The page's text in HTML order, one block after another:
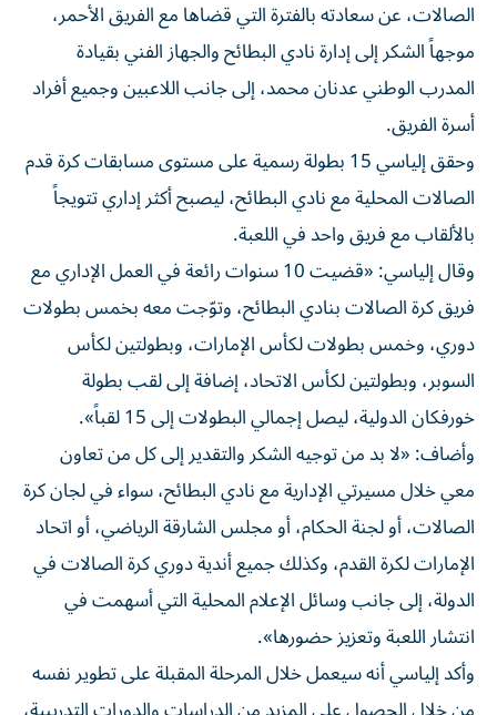
الصالات، عن سعادته بالفترة التي قضاها مع الفريق الأحمر،
موجهاً الشكر إلى إدارة نادي البطائح والجهاز الفني بقيادة
المدرب الوطني عدنان محمد، إلى جانب اللاعبين وجميع أفراد
أسرة الفريق.
وحقق إلياسي 15 بطولة رسمية على مستوى مسابقات كرة قدم
الصالات المحلية مع نادي البطائح، ليصبح أكثر إداري تتويجاً
بالألقاب مع فريق واحد في اللعبة.
وقال إلياسي: «قضيت 10 سنوات رائعة في العمل الإداري مع
فريق كرة الصالات بنادي البطائح، وتوّجت معه بخمس بطولات
دوري، وخمس بطولات لكأس الإمارات، وبطولتين لكأس
السوبر، وبطولتين لكأس الاتحاد، إضافة إلى لقب بطولة
خورفكان الدولية، ليصل إجمالي البطولات إلى 15 لقباً».
وأضاف: «لا بد من توجيه الشكر والتقدير إلى كل من تعاون
معي خلال مسيرتي الإدارية مع نادي البطائح، سواء في لجان كرة
الصالات، أو لجنة الحكام، أو مجلس الشارقة الرياضي، أو اتحاد
الإمارات لكرة القدم، وكذلك جميع أندية دوري كرة الصالات في
الدولة، إلى جانب وسائل الإعلام المحلية التي أسهمت في
انتشار اللعبة وتعزيز حضورها».
وأكد إلياسي أنه سيعمل خلال المرحلة المقبلة على تطوير نفسه